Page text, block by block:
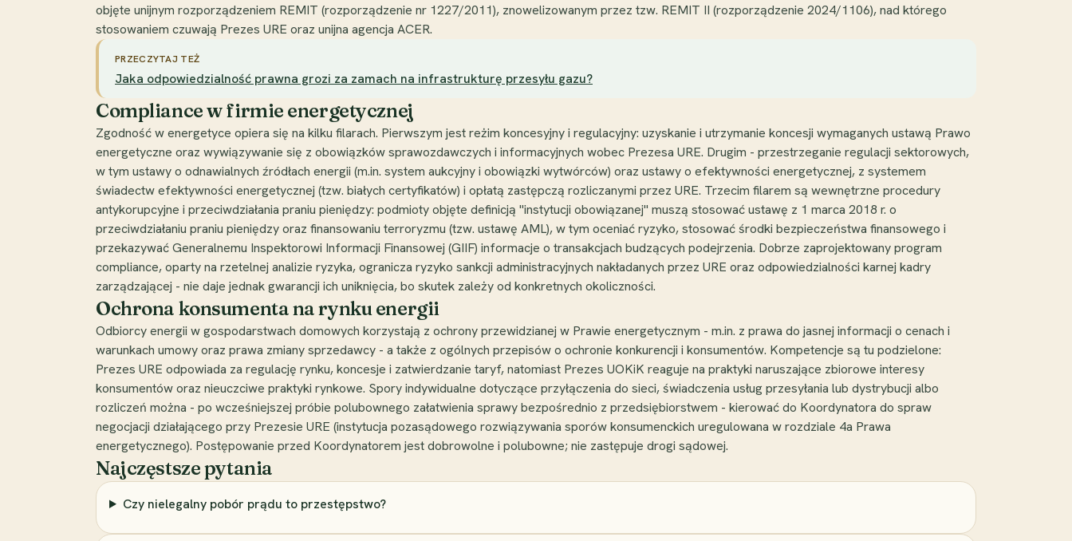
objęte unijnym rozporządzeniem REMIT (rozporządzenie nr 1227/2011), znowelizowanym przez tzw. REMIT II (rozporządzenie 2024/1106), nad którego
stosowaniem czuwają Prezes URE oraz unijna agencja ACER.
PRZECZYTAJ TEŻ
Jaka odpowiedzialność prawna grozi za zamach na infrastrukturę przesyłu gazu?
Compliance w firmie energetycznej
Zgodność w energetyce opiera się na kilku filarach. Pierwszym jest reżim koncesyjny i regulacyjny: uzyskanie i utrzymanie koncesji wymaganych ustawą Prawo
energetyczne oraz wywiązywanie się z obowiązków sprawozdawczych i informacyjnych wobec Prezesa URE. Drugim - przestrzeganie regulacji sektorowych,
w tym ustawy o odnawialnych źródłach energii (m.in. system aukcyjny i obowiązki wytwórców) oraz ustawy o efektywności energetycznej, z systemem
świadectw efektywności energetycznej (tzw. białych certyfikatów) i opłatą zastępczą rozliczanymi przez URE. Trzecim filarem są wewnętrzne procedury
antykorupcyjne i przeciwdziałania praniu pieniędzy: podmioty objęte definicją "instytucji obowiązanej" muszą stosować ustawę z 1 marca 2018 r. o
przeciwdziałaniu praniu pieniędzy oraz finansowaniu terroryzmu (tzw. ustawę AML), w tym oceniać ryzyko, stosować środki bezpieczeństwa finansowego i
przekazywać Generalnemu Inspektorowi Informacji Finansowej (GIIF) informacje o transakcjach budzących podejrzenia. Dobrze zaprojektowany program
compliance, oparty na rzetelnej analizie ryzyka, ogranicza ryzyko sankcji administracyjnych nakładanych przez URE oraz odpowiedzialności karnej kadry
zarządzającej - nie daje jednak gwarancji ich uniknięcia, bo skutek zależy od konkretnych okoliczności.
Ochrona konsumenta na rynku energii
Odbiorcy energii w gospodarstwach domowych korzystają z ochrony przewidzianej w Prawie energetycznym - m.in. z prawa do jasnej informacji o cenach i
warunkach umowy oraz prawa zmiany sprzedawcy - a także z ogólnych przepisów o ochronie konkurencji i konsumentów. Kompetencje są tu podzielone:
Prezes URE odpowiada za regulację rynku, koncesje i zatwierdzanie taryf, natomiast Prezes UOKiK reaguje na praktyki naruszające zbiorowe interesy
konsumentów oraz nieuczciwe praktyki rynkowe. Spory indywidualne dotyczące przyłączenia do sieci, świadczenia usług przesyłania lub dystrybucji albo
rozliczeń można - po wcześniejszej próbie polubownego załatwienia sprawy bezpośrednio z przedsiębiorstwem - kierować do Koordynatora do spraw
negocjacji działającego przy Prezesie URE (instytucja pozasądowego rozwiązywania sporów konsumenckich uregulowana w rozdziale 4a Prawa
energetycznego). Postępowanie przed Koordynatorem jest dobrowolne i polubowne; nie zastępuje drogi sądowej.
Najczęstsze pytania
Czy nielegalny pobór prądu to przestępstwo?